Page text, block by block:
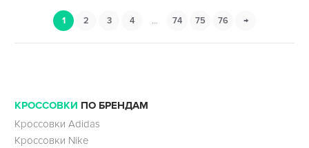
1 2 3 4 … 74 75 76 →
КРОССОВКИ ПО БРЕНДАМ
Кроссовки Adidas
Кроссовки Nike